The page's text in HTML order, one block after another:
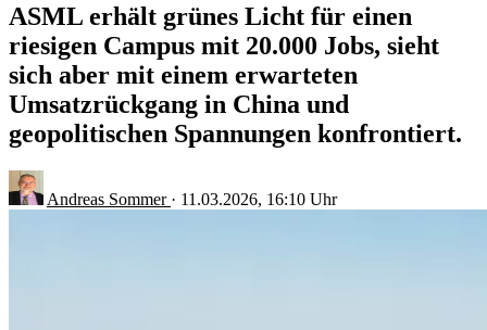
ASML erhält grünes Licht für einen
riesigen Campus mit 20.000 Jobs, sieht
sich aber mit einem erwarteten
Umsatzrückgang in China und
geopolitischen Spannungen konfrontiert.
Andreas Sommer · 11.03.2026, 16:10 Uhr